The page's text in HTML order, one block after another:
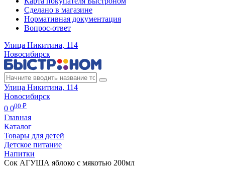
Сделано в магазине
Нормативная документация
Вопрос-ответ
Улица Никитина, 114
Новосибирск
Улица Никитина, 114
Новосибирск
0 000 ₽
Главная
Каталог
Товары для детей
Детское питание
Напитки
Сок АГУША яблоко с мякотью 200мл